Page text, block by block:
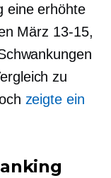
eine erhöhte
März 13-15,
zu
zeigte ein